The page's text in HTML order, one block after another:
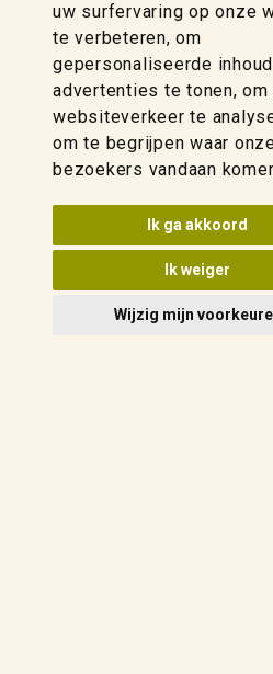
uw surfervaring op onze
te verbeteren, om
gepersonaliseerde
advertenties te tonen, om
websiteverkeer te
om te begrijpen waar
bezoekers vandaan
Ik ga akkoord
Ik weiger
Wijzig mijn
Update cookies voorkeuren
Privacy Policy